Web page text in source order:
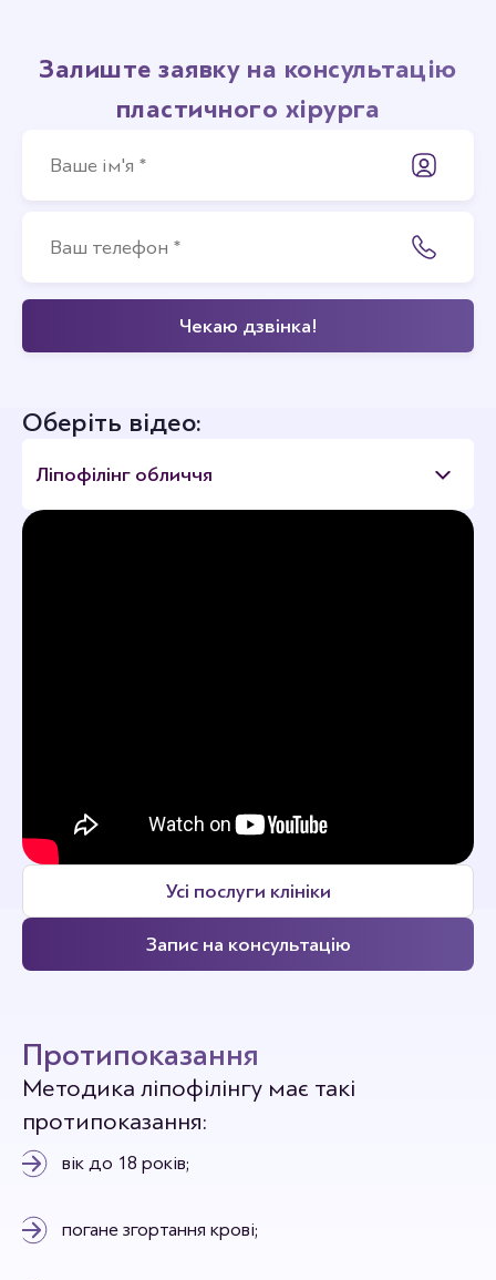
Залиште заявку на консультацію
пластичного хірурга
Оберіть відео:
Ліпофілінг обличчя
Усі послуги клініки
Запис на консультацію
Протипоказання
Методика ліпофілінгу має такі
протипоказання:
вік до 18 років;
погане згортання крові;